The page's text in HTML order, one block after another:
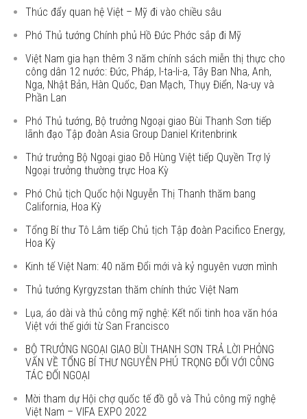
Thúc đẩy quan hệ Việt – Mỹ đi vào chiều sâu
Phó Thủ tướng Chính phủ Hồ Đức Phớc sắp đi Mỹ
Việt Nam gia hạn thêm 3 năm chính sách miễn thị thực cho
công dân 12 nước: Đức, Pháp, I-ta-li-a, Tây Ban Nha, Anh,
Nga, Nhật Bản, Hàn Quốc, Đan Mạch, Thụy Điển, Na-uy và
Phần Lan
Phó Thủ tướng, Bộ trưởng Ngoại giao Bùi Thanh Sơn tiếp
lãnh đạo Tập đoàn Asia Group Daniel Kritenbrink
Thứ trưởng Bộ Ngoại giao Đỗ Hùng Việt tiếp Quyền Trợ lý
Ngoại trưởng thường trực Hoa Kỳ
Phó Chủ tịch Quốc hội Nguyễn Thị Thanh thăm bang
California, Hoa Kỳ
Tổng Bí thư Tô Lâm tiếp Chủ tịch Tập đoàn Pacifico Energy,
Hoa Kỳ
Kinh tế Việt Nam: 40 năm Đổi mới và kỷ nguyên vươn mình
Thủ tướng Kyrgyzstan thăm chính thức Việt Nam
Lụa, áo dài và thủ công mỹ nghệ: Kết nối tinh hoa văn hóa
Việt với thế giới từ San Francisco
BỘ TRƯỞNG NGOẠI GIAO BÙI THANH SƠN TRẢ LỜI PHỎNG
VẤN VỀ TỔNG BÍ THƯ NGUYỄN PHÚ TRỌNG ĐỐI VỚI CÔNG
TÁC ĐỐI NGOẠI
Mời tham dự Hội chợ quốc tế đồ gỗ và Thủ công mỹ nghệ
Việt Nam – VIFA EXPO 2022